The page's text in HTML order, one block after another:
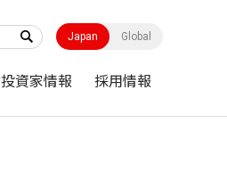
Japan Global
投資家情報 採用情報